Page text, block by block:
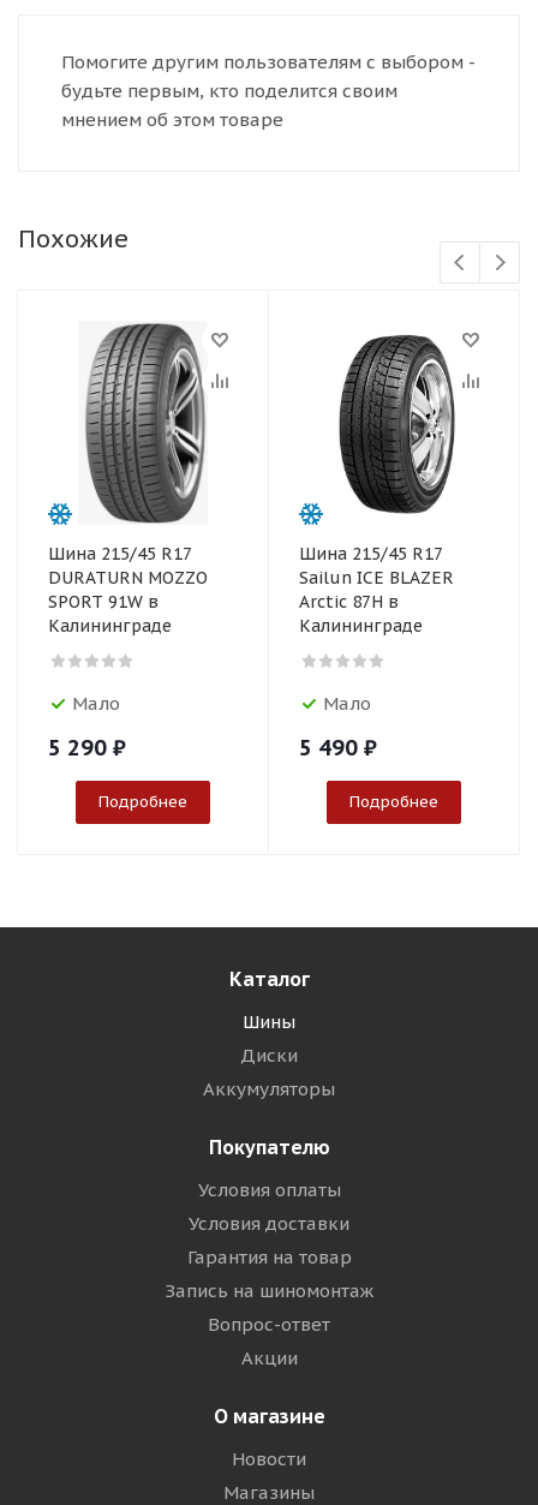
Помогите другим пользователям с выбором -
будьте первым, кто поделится своим
мнением об этом товаре
Похожие
Шина 215/45 R17
DURATURN MOZZO
SPORT 91W в
Калининграде
Мало
5 290 ₽
Подробнее
Шина 215/45 R17
Sailun ICE BLAZER
Arctic 87H в
Калининграде
Мало
5 490 ₽
Подробнее
Каталог
Шины
Диски
Аккумуляторы
Покупателю
Условия оплаты
Условия доставки
Гарантия на товар
Запись на шиномонтаж
Вопрос-ответ
Акции
О магазине
Новости
Магазины